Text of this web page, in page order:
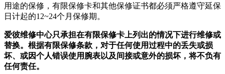
用途的保修，有限保修卡和其他保修证书都必须严格遵守延保
日计起的12~24个月保修期。
爱彼维修中心只承担在有限保修卡上列出的情况下进行维修或
替换。根据有限保修条款，对于任何使用过程中的丢失或损
坏、或因个人错误使用腕表以及间接或意外的损坏，将不负有
任何责任。